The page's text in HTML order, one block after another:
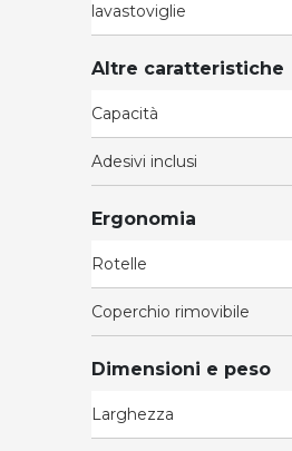
lavastoviglie
Altre caratteristiche
Capacità
Adesivi inclusi
Ergonomia
Rotelle
Coperchio rimovibile
Dimensioni e peso
Larghezza